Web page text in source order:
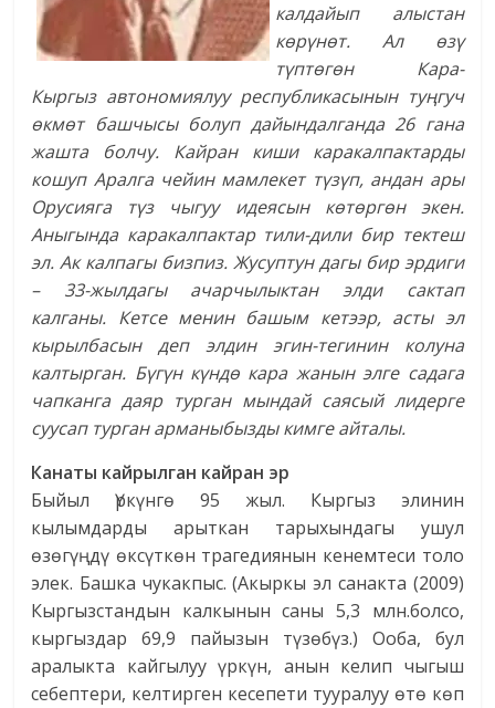
калдайып алыстан
көрүнөт. Ал өзү
түптөгөн Кара-
Кыргыз автономиялуу республикасынын туңгуч
өкмөт башчысы болуп дайындалганда 26 гана
жашта болчу. Кайран киши каракалпактарды
кошуп Аралга чейин мамлекет түзүп, андан ары
Орусияга түз чыгуу идеясын көтөргөн экен.
Аныгында каракалпактар тили-дили бир тектеш
эл. Ак калпагы бизпиз. Жусуптун дагы бир эрдиги
– 33-жылдагы ачарчылыктан элди сактап
калганы. Кетсе менин башым кетээр, асты эл
кырылбасын деп элдин эгин-тегинин колуна
калтырган. Бүгүн күндө кара жанын элге садага
чапканга даяр турган мындай саясый лидерге
суусап турган арманыбызды кимге айталы.
Канаты кайрылган кайран эр
Быйыл Үркүнгө 95 жыл. Кыргыз элинин
кылымдарды арыткан тарыхындагы ушул
өзөгүңдү өксүткөн трагедиянын кенемтеси толо
элек. Башка чукакпыс. (Акыркы эл санакта (2009)
Кыргызстандын калкынын саны 5,3 млн.болсо,
кыргыздар 69,9 пайызын түзөбүз.) Ооба, бул
аралыкта кайгылуу үркүн, анын келип чыгыш
себептери, келтирген кесепети тууралуу өтө көп